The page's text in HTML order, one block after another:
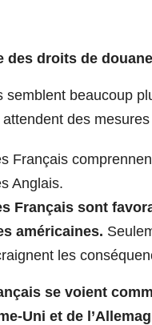
des droits de
semblent beaucoup
des
Français
Anglais.
Français sont
américaines.
les
se voient
Uni et de